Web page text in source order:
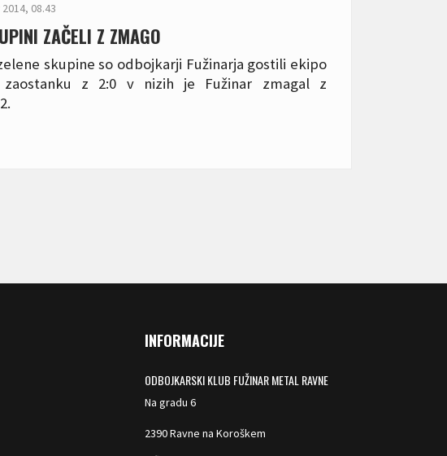
08.43
ZAČELI Z ZMAGO
skupine so odbojkarji Fužinarja gostili ekipo
zaostanku z 2:0 v nizih je Fužinar zmagal z
INFORMACIJE
ODBOJKARSKI KLUB FUŽINAR METAL RAVNE
Na gradu 6
2390 Ravne na Koroškem